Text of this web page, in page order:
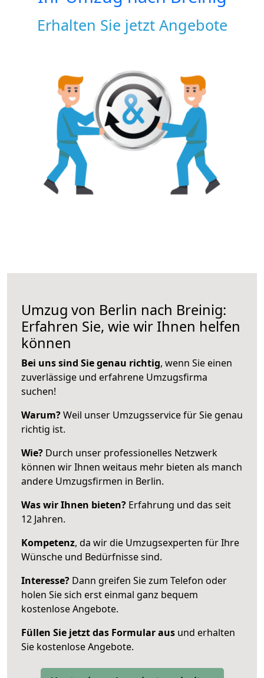
Erhalten Sie jetzt Angebote
Umzug von Berlin nach Breinig:
Erfahren Sie, wie wir Ihnen helfen
können
Bei uns sind Sie genau richtig, wenn Sie einen
zuverlässige und erfahrene Umzugsfirma
suchen!
Warum?Weil unser Umzugsservice für Sie genau
richtig ist.
Wie? Durch unser professionelles Netzwerk
können wir Ihnen weitaus mehr bieten als manch
andere Umzugsfirmen in Berlin.
Was wir Ihnen bieten? Erfahrung und das seit
12 Jahren.
Kompetenz, da wir die Umzugsexperten für Ihre
Wünsche und Bedürfnisse sind.
Interesse? Dann greifen Sie zum Telefon oder
holen Sie sich erst einmal ganz bequem
kostenlose Angebote.
Füllen Sie jetzt das Formular aus und erhalten
Sie kostenlose Angebote.